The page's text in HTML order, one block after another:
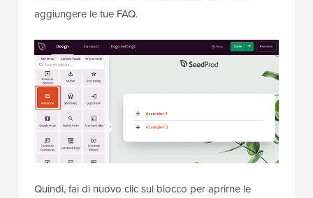
aggiungere le tue FAQ.
Quindi, fai di nuovo clic sul blocco per aprirne le